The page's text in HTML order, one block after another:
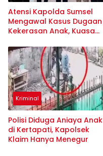
Atensi Kapolda Sumsel
Mengawal Kasus Dugaan
Kekerasan Anak, Kuasa
Proses Hukum
Kriminal
Polisi Diduga Aniaya Anak
di Kertapati, Kapolsek
Klaim Hanya Menegur